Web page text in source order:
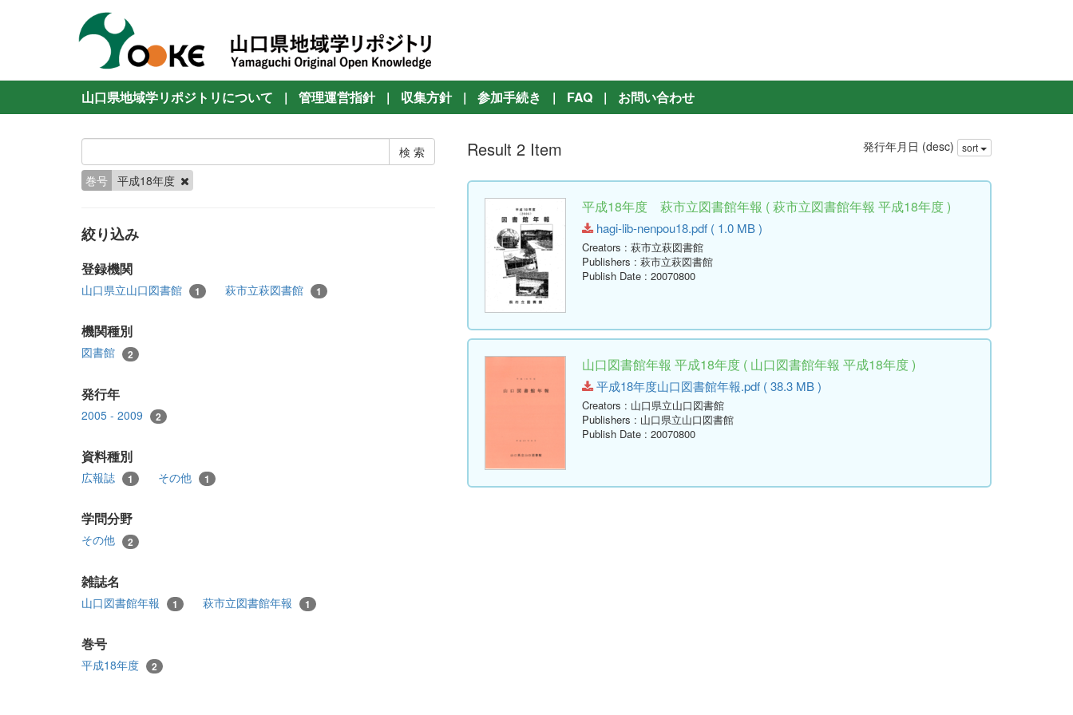
山口県地域学リポジトリについて | 管理運営指針 | 収集方針 | 参加手続き | FAQ | お問い合わせ
巻号 平成18年度
絞り込み
登録機関
山口県立山口図書館 1 萩市立萩図書館 1
機関種別
図書館 2
発行年
2005 - 2009 2
資料種別
広報誌 1 その他 1
学問分野
その他 2
雑誌名
山口図書館年報 1 萩市立図書館年報 1
巻号
平成18年度 2
Result 2 Item 発行年月日 (desc) sort
平成18年度 萩市立図書館年報 ( 萩市立図書館年報 平成18年度 )
hagi-lib-nenpou18.pdf ( 1.0 MB )
Creators : 萩市立萩図書館
Publishers : 萩市立萩図書館
Publish Date : 20070800
山口図書館年報 平成18年度 ( 山口図書館年報 平成18年度 )
平成18年度山口図書館年報.pdf ( 38.3 MB )
Creators : 山口県立山口図書館
Publishers : 山口県立山口図書館
Publish Date : 20070800